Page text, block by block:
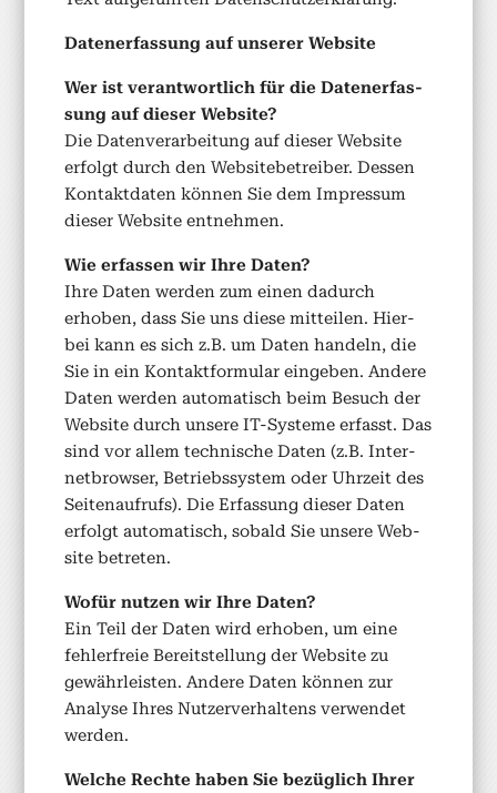
Daten­er­fas­sung auf unser­er Web­site
Wer ist ver­ant­wortlich für die Daten­er­fas­
sung auf dieser Web­site?
Die Daten­ver­ar­beitung auf dieser Web­site
erfol­gt durch den Web­site­be­treiber. Dessen
Kon­tak­t­dat­en kön­nen Sie dem Impres­sum
dieser Web­site ent­nehmen.
Wie erfassen wir Ihre Dat­en?
Ihre Dat­en wer­den zum einen dadurch
erhoben, dass Sie uns diese mit­teilen. Hier­
bei kann es sich z.B. um Dat­en han­deln, die
Sie in ein Kon­tak­t­for­mu­lar eingeben. Andere
Dat­en wer­den automa­tisch beim Besuch der
Web­site durch unsere IT-Sys­teme erfasst. Das
sind vor allem tech­nis­che Dat­en (z.B. Inter­
net­brows­er, Betrieb­ssys­tem oder Uhrzeit des
Seit­e­naufrufs). Die Erfas­sung dieser Dat­en
erfol­gt automa­tisch, sobald Sie unsere Web­
site betreten.
Wofür nutzen wir Ihre Dat­en?
Ein Teil der Dat­en wird erhoben, um eine
fehler­freie Bere­it­stel­lung der Web­site zu
gewährleis­ten. Andere Dat­en kön­nen zur
Analyse Ihres Nutzerver­hal­tens ver­wen­det
wer­den.
Welche Rechte haben Sie bezüglich Ihrer